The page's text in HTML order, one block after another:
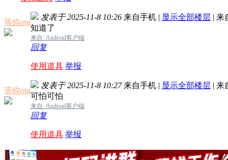
等你otg
发表于 2025-11-8 10:26 来自手机 | 显示全部楼层 | 来
知道了
来自: Android客户端
回复
使用道具 举报
等你otg
发表于 2025-11-8 10:27 来自手机 | 显示全部楼层 | 来
可怕可怕
来自: Android客户端
回复
使用道具 举报